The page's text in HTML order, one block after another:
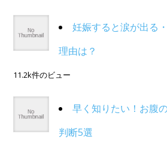
妊娠すると涙が出る
理由は？
11.2k件のビュー
早く知りたい！お腹
判断5選